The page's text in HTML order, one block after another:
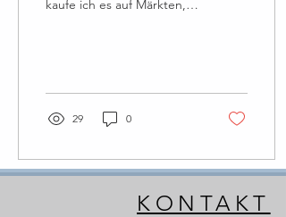
kaufe ich es auf Märkten, in
29 0
KONTAKT